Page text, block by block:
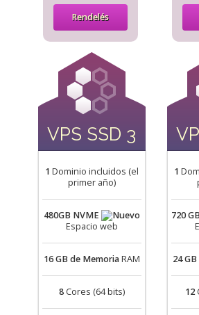
Rendelés
VPS SSD 3
1 Dominio incluidos (el
primer año)
480GB NVME
Espacio web
16 GB de MemoriaRAM
8Cores (64 bits)
1
720
24 GB
12